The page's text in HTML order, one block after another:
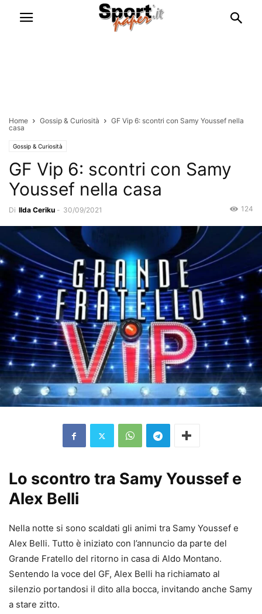
Home Gossip & Curiosità
GF Vip 6: scontri con Samy Youssef nella
casa
Gossip & Curiosità
GF Vip 6: scontri con Samy
Youssef nella casa
Di Ilda Ceriku - 30/09/2021 124
Lo scontro tra Samy Youssef e
Alex Belli
Nella notte si sono scaldati gli animi tra Samy Youssef e
Alex Belli. Tutto è iniziato con l’annuncio da parte del
Grande Fratello del ritorno in casa di Aldo Montano.
Sentendo la voce del GF, Alex Belli ha richiamato al
silenzio portandosi il dito alla bocca, invitando anche Samy
a stare zitto.